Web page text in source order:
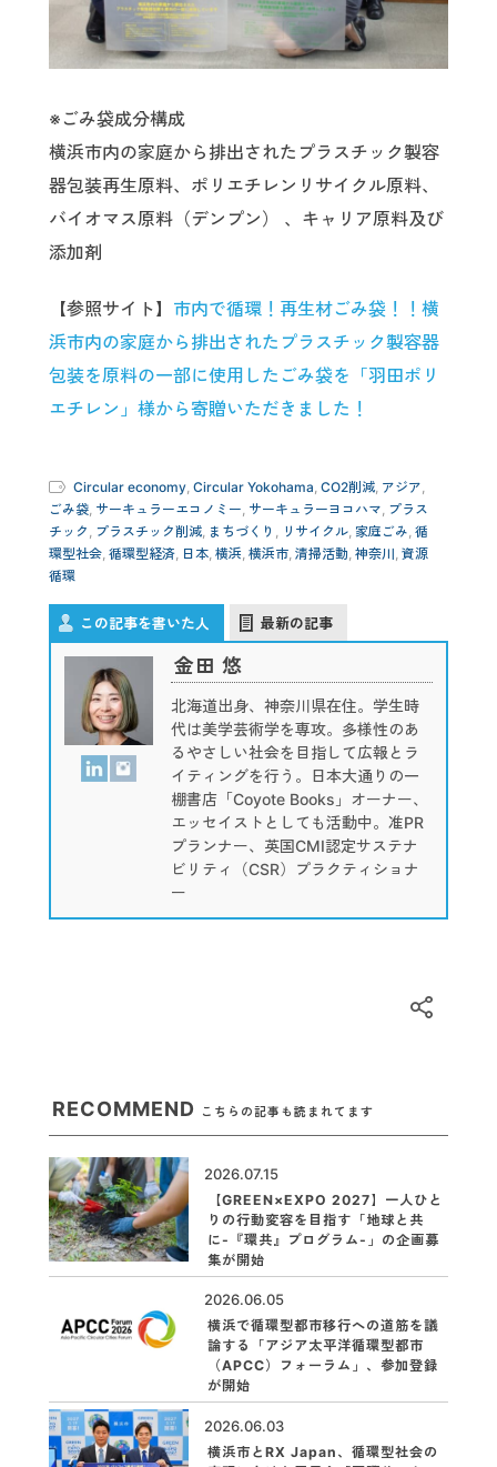
※ごみ袋成分構成
横浜市内の家庭から排出されたプラスチック製容
器包装再生原料、ポリエチレンリサイクル原料、
バイオマス原料（デンプン） 、キャリア原料及び
添加剤
【参照サイト】 市内で循環！再生材ごみ袋！！横
浜市内の家庭から排出されたプラスチック製容器
包装を原料の一部に使用したごみ袋を「羽田ポリ
エチレン」様から寄贈いただきました！
Circular economy Circular Yokohama CO2削減 アジア
ごみ袋 サーキュラーエコノミー サーキュラーヨコハマ プラス
チック プラスチック削減 まちづくり リサイクル 家庭ごみ 循
環型社会 循環型経済 日本 横浜 横浜市 清掃活動 神奈川 資源
循環
この記事を書いた人 最新の記事
金田 悠
北海道出身、神奈川県在住。学生時
代は美学芸術学を専攻。多様性のあ
るやさしい社会を目指して広報とラ
イティングを行う。日本大通りの一
棚書店「Coyote Books」オーナー、
エッセイストとしても活動中。准PR
プランナー、英国CMI認定サステナ
ビリティ（CSR）プラクティショナ
ー
RECOMMEND こちらの記事も読まれてます
2026.07.15
【GREEN×EXPO 2027】一人ひと
りの行動変容を目指す「地球と共
に-『環共』プログラム-」の企画募
集が開始
2026.06.05
横浜で循環型都市移行への道筋を議
論する「アジア太平洋循環型都市
（APCC）フォーラム」、参加登録
が開始
2026.06.03
横浜市とRX Japan、循環型社会の